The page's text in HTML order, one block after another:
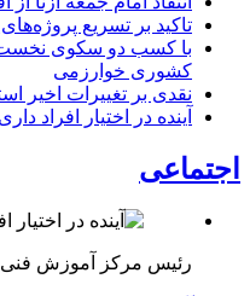
تاکید بر تسریع
با کسب دو سکوی نخست
کشوری خوارزمی
نقدی بر تغییرات اخیر
آینده در اختیار افراد
اجتماعی
رئیس مرکز آموزش فنی